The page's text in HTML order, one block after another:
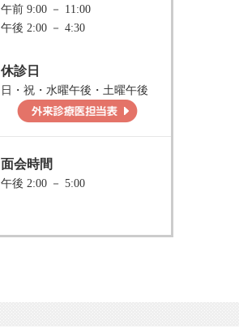
午前 9:00 － 11:00
午後 2:00 － 4:30
休診日
日・祝・水曜午後・土曜午後
面会時間
午後 2:00 － 5:00